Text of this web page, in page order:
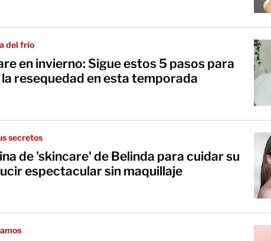
del frio
en invierno: Sigue estos 5 pasos para
resequedad en esta temporada
secretos
de 'skincare' de Belinda para cuidar su
espectacular sin maquillaje